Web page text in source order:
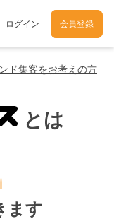
ログイン 会員登録
ド集客をお考えの方
とは
ます